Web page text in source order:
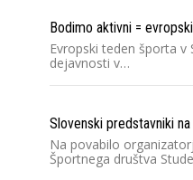
Bodimo aktivni =
Evropski teden športa
dejavnosti v…
Slovenski predstavniki
Na povabilo
Športnega društva